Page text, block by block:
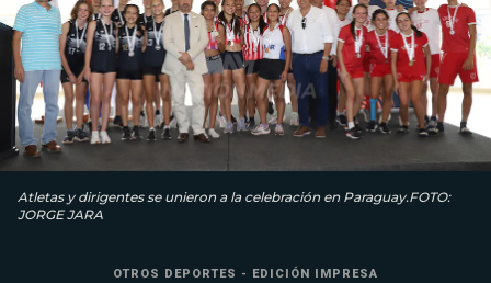
Atletas y dirigentes se unieron a la celebración en Paraguay.FOTO:
JORGE JARA
OTROS DEPORTES - EDICIÓN IMPRESA